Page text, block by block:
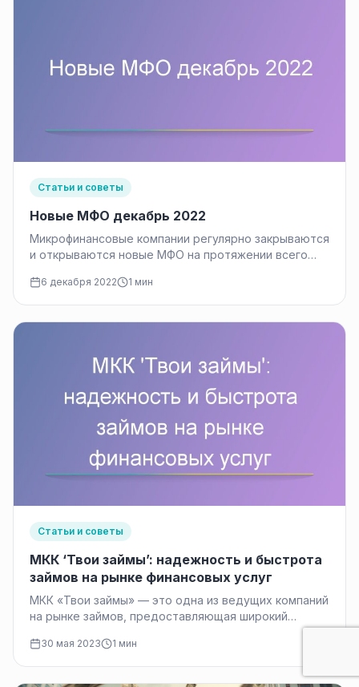
Статьи и советы
Новые МФО декабрь 2022
Микрофинансовые компании регулярно закрываются
и открываются новые МФО на протяжении всего
Банк…
6 декабря 2022 1 мин
Статьи и советы
МКК ‘Твои займы’: надежность и быстрота
займов на рынке финансовых услуг
МКК «Твои займы» — это одна из ведущих компаний
на рынке займов, предоставляющая широкий
30 мая 2023 1 мин